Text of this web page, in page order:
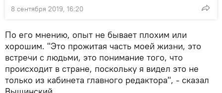
8 сентября 2019, 16:20
По его мнению, опыт не бывает плохим или
хорошим. "Это прожитая часть моей жизни, это
встречи с людьми, это понимание того, что
происходит в стране, поскольку я видел это не
только из кабинета главного редактора", - сказал